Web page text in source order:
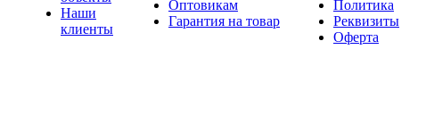
Наши
клиенты
Оптовикам
Гарантия на товар
Политика
Реквизиты
Оферта